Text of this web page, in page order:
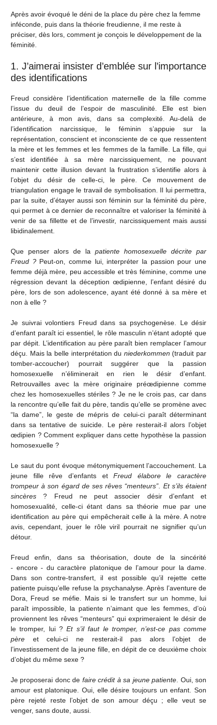
Après avoir évoqué le déni de la place du père chez la femme
inféconde, puis dans la théorie freudienne, il me reste à
préciser, dès lors, comment je conçois le développement de la
féminité.
1. J’aimerai insister d’emblée sur l’importance
des identifications
Freud considère l’identification maternelle de la fille comme
l’issue du deuil de l’espoir de masculinité. Elle est bien
antérieure, à mon avis, dans sa complexité. Au-delà de
l’identification narcissique, le féminin s’appuie sur la
représentation, conscient et inconsciente de ce que ressentent
la mère et les femmes et les femmes de la famille. La fille, qui
s’est identifiée à sa mère narcissiquement, ne pouvant
maintenir cette illusion devant la frustration s’identifie alors à
l’objet du désir de celle-ci, le père. Ce mouvement de
triangulation engage le travail de symbolisation. Il lui permettra,
par la suite, d’étayer aussi son féminin sur la féminité du père,
qui permet à ce dernier de reconnaître et valoriser la féminité à
venir de sa fillette et de l’investir, narcissiquement mais aussi
libidinalement.
Que penser alors de la patiente homosexuelle décrite par
Freud ? Peut-on, comme lui, interpréter la passion pour une
femme déjà mère, peu accessible et très féminine, comme une
régression devant la déception œdipienne, l’enfant désiré du
père, lors de son adolescence, ayant été donné à sa mère et
non à elle ?
Je suivrai volontiers Freud dans sa psychogenèse. Le désir
d’enfant paraît ici essentiel, le rôle masculin n’étant adopté que
par dépit. L’identification au père paraît bien remplacer l’amour
déçu. Mais la belle interprétation du niederkommen (traduit par
tomber-accoucher) pourrait suggérer que la passion
homosexuelle n’éliminerait en rien le désir d’enfant.
Retrouvailles avec la mère originaire préœdipienne comme
chez les homosexuelles stériles ? Je ne le crois pas, car dans
la rencontre qu’elle fait du père, tandis qu’elle se promène avec
“la dame”, le geste de mépris de celui-ci paraît déterminant
dans sa tentative de suicide. Le père resterait-il alors l’objet
œdipien ? Comment expliquer dans cette hypothèse la passion
homosexuelle ?
Le saut du pont évoque métonymiquement l’accouchement. La
jeune fille rêve d’enfants etFreud élabore le caractère
trompeur à son égard de ses rêves “menteurs”. Et s’ils étaient
sincères? Freud ne peut associer désir d’enfant et
homosexualité, celle-ci étant dans sa théorie mue par une
identification au père qui empêcherait celle à la mère. A notre
avis, cependant, jouer le rôle viril pourrait ne signifier qu’un
détour.
Freud enfin, dans sa théorisation, doute de la sincérité
- encore - du caractère platonique de l’amour pour la dame.
Dans son contre-transfert, il est possible qu’il rejette cette
patiente puisqu’elle refuse la psychanalyse. Après l’aventure de
Dora, Freud se méfie. Mais si le transfert sur un homme, lui
paraît impossible, la patiente n’aimant que les femmes, d’où
proviennent les rêves “menteurs” qui exprimeraient le désir de
le tromper, lui ?Et s’il faut le tromper, n’est-ce pas comme
père et celui-ci ne resterait-il pas alors l’objet de
l’investissement de la jeune fille, en dépit de ce deuxième choix
d’objet du même sexe ?
Je proposerai donc de faire crédit à sa jeune patiente. Oui, son
amour est platonique. Oui, elle désire toujours un enfant. Son
père rejeté reste l’objet de son amour déçu ; elle veut se
venger, sans doute, aussi.